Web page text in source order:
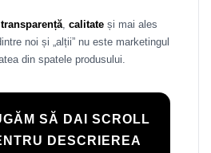
transparență, calitateși mai ales
noi și „alții” nu este marketingul
din spatele produsului.
SĂ DAI SCROLL
DESCRIEREA